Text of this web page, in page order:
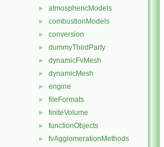
► atmosphericModels
► combustionModels
► conversion
► dummyThirdParty
► dynamicFvMesh
► dynamicMesh
► engine
► fileFormats
► finiteVolume
► functionObjects
► fvAgglomerationMethods